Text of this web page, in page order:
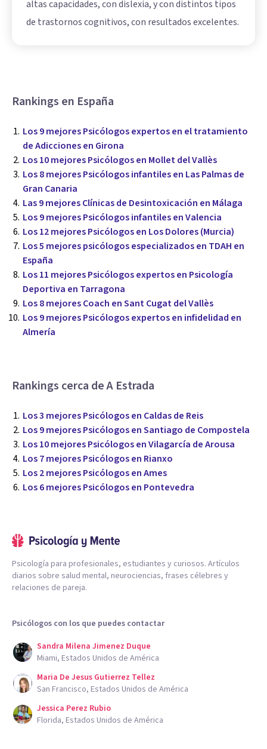
altas capacidades, con dislexia, y con distintos tipos
de trastornos cognitivos, con resultados excelentes.
Rankings en España
Los 9 mejores Psicólogos expertos en el tratamiento
de Adicciones en Girona
Los 10 mejores Psicólogos en Mollet del Vallès
Los 8 mejores Psicólogos infantiles en Las Palmas de
Gran Canaria
Las 9 mejores Clínicas de Desintoxicación en Málaga
Los 9 mejores Psicólogos infantiles en Valencia
Los 12 mejores Psicólogos en Los Dolores (Murcia)
Los 5 mejores psicólogos especializados en TDAH en
España
Los 11 mejores Psicólogos expertos en Psicología
Deportiva en Tarragona
Los 8 mejores Coach en Sant Cugat del Vallès
Los 9 mejores Psicólogos expertos en infidelidad en
Almería
Rankings cerca de A Estrada
Los 3 mejores Psicólogos en Caldas de Reis
Los 9 mejores Psicólogos en Santiago de Compostela
Los 10 mejores Psicólogos en Vilagarcía de Arousa
Los 7 mejores Psicólogos en Rianxo
Los 2 mejores Psicólogos en Ames
Los 6 mejores Psicólogos en Pontevedra
Psicología para profesionales, estudiantes y curiosos. Artículos
diarios sobre salud mental, neurociencias, frases célebres y
relaciones de pareja.
Psicólogos con los que puedes contactar
Sandra Milena Jimenez Duque
Miami, Estados Unidos de América
Maria De Jesus Gutierrez Tellez
San Francisco, Estados Unidos de América
Jessica Perez Rubio
Florida, Estados Unidos de América